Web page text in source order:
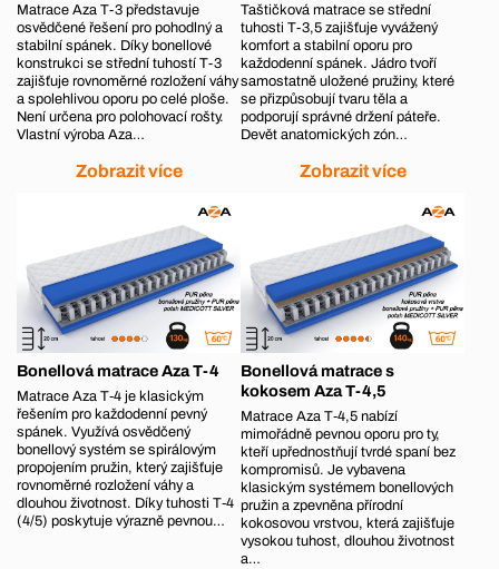
Matrace Aza T-3 představuje
osvědčené řešení pro pohodlný a
stabilní spánek. Díky bonellové
konstrukci se střední tuhostí T-3
zajišťuje rovnoměrné rozložení váhy
a spolehlivou oporu po celé ploše.
Není určena pro polohovací rošty.
Vlastní výroba Aza…
Zobrazit více
Taštičková matrace se střední
tuhosti T-3,5 zajišťuje vyvážený
komfort a stabilní oporu pro
každodenní spánek. Jádro tvoří
samostatně uložené pružiny, které
se přizpůsobují tvaru těla a
podporují správné držení páteře.
Devět anatomických zón…
Zobrazit více
Bonellová matrace Aza T-4
Matrace Aza T‑4 je klasickým
řešením pro každodenní pevný
spánek. Využívá osvědčený
bonellový systém se spirálovým
propojením pružin, který zajišťuje
rovnoměrné rozložení váhy a
dlouhou životnost. Díky tuhosti T‑4
(4/5) poskytuje výrazně pevnou…
Bonellová matrace s
kokosem Aza T-4,5
Matrace Aza T‑4,5 nabízí
mimořádně pevnou oporu pro ty,
kteří upřednostňují tvrdé spaní bez
kompromisů. Je vybavena
klasickým systémem bonellových
pružin a zpevněna přírodní
kokosovou vrstvou, která zajišťuje
vysokou tuhost, dlouhou životnost
a…